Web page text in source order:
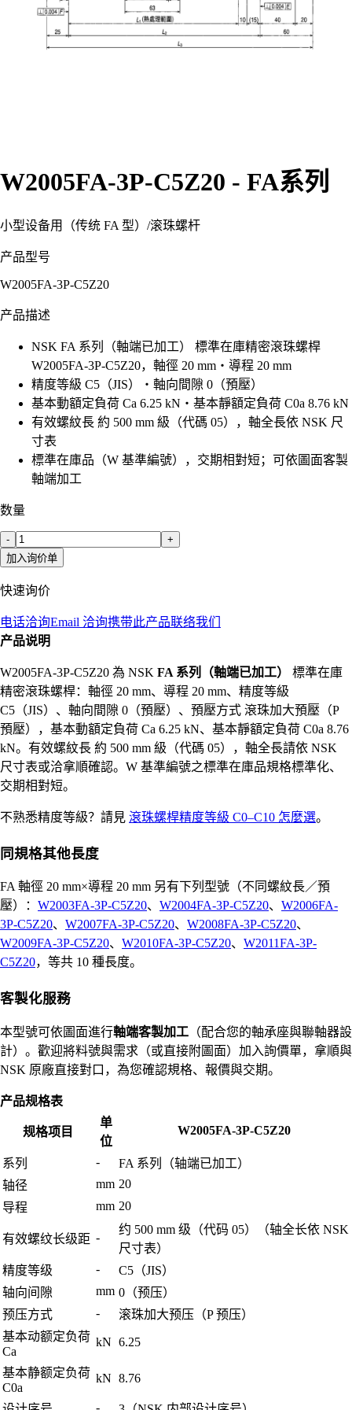
W2005FA-3P-C5Z20 - FA系列
小型设备用（传统 FA 型） /滚珠螺杆
产品型号
W2005FA-3P-C5Z20
产品描述
NSK FA 系列（軸端已加工） 標準在庫精密滾珠螺桿
W2005FA-3P-C5Z20，軸徑 20 mm・導程 20 mm
精度等級 C5（JIS）・軸向間隙 0（預壓）
基本動額定負荷 Ca 6.25 kN・基本靜額定負荷 C0a 8.76 kN
有效螺紋長 約 500 mm 級（代碼 05），軸全長依 NSK 尺
寸表
標準在庫品（W 基準編號），交期相對短；可依圖面客製
軸端加工
数量
-
+
加入询价单
快速询价
电话洽询Email 洽询携带此产品联络我们
产品说明
W2005FA-3P-C5Z20 為 NSK FA 系列（軸端已加工）
標準在庫
精密滾珠螺桿：軸徑 20 mm、導程 20 mm、精度等級
C5（JIS）、軸向間隙 0（預壓）、預壓方式 滾珠加大預壓（P
預壓），基本動額定負荷 Ca 6.25 kN、基本靜額定負荷 C0a 8.76
kN。有效螺紋長 約 500 mm 級（代碼 05），軸全長請依 NSK
尺寸表或洽拿順確認。W 基準編號之標準在庫品規格標準化、
交期相對短。
不熟悉精度等級？請見 滾珠螺桿精度等級 C0–C10 怎麼選。
同規格其他長度
FA 軸徑 20 mm×導程 20 mm 另有下列型號（不同螺紋長／預
壓）： W2003FA-3P-C5Z20、 W2004FA-3P-C5Z20、 W2006FA-
3P-C5Z20、 W2007FA-3P-C5Z20、 W2008FA-3P-C5Z20、
W2009FA-3P-C5Z20、 W2010FA-3P-C5Z20、 W2011FA-3P-
C5Z20，等共 10 種長度。
客製化服務
本型號可依圖面進行軸端客製加工 （配合您的軸承座與聯軸器設
計）。歡迎將料號與需求（或直接附圖面）加入詢價單，拿順與
NSK 原廠直接對口，為您確認規格、報價與交期。
产品规格表
规格项目
单
位
W2005FA-3P-C5Z20
系列 -
FA 系列（轴端已加工）
轴径
mm 20
导程
mm 20
有效螺纹长级距 -
约 500 mm 级（代码 05）（轴全长依 NSK
尺寸表）
精度等级
-
C5（JIS）
轴向间隙
mm 0（预压）
预压方式
-
滚珠加大预压（P 预压）
基本动额定负荷
Ca
kN 6.25
基本静额定负荷
C0a
kN 8.76
-